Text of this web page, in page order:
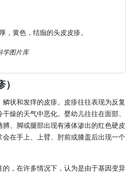
，黄色，结痂的头皮皮疹。
学图片库
鳞状和发痒的皮疹。皮疹往往表现为反复
燥的天气中恶化。婴幼儿往往在面部、
、脚或腿部出现有液体渗出的红色硬皮
在手上、上臂、肘前或膝盖后出现一个
，在许多情况下，认为是由于基因变异